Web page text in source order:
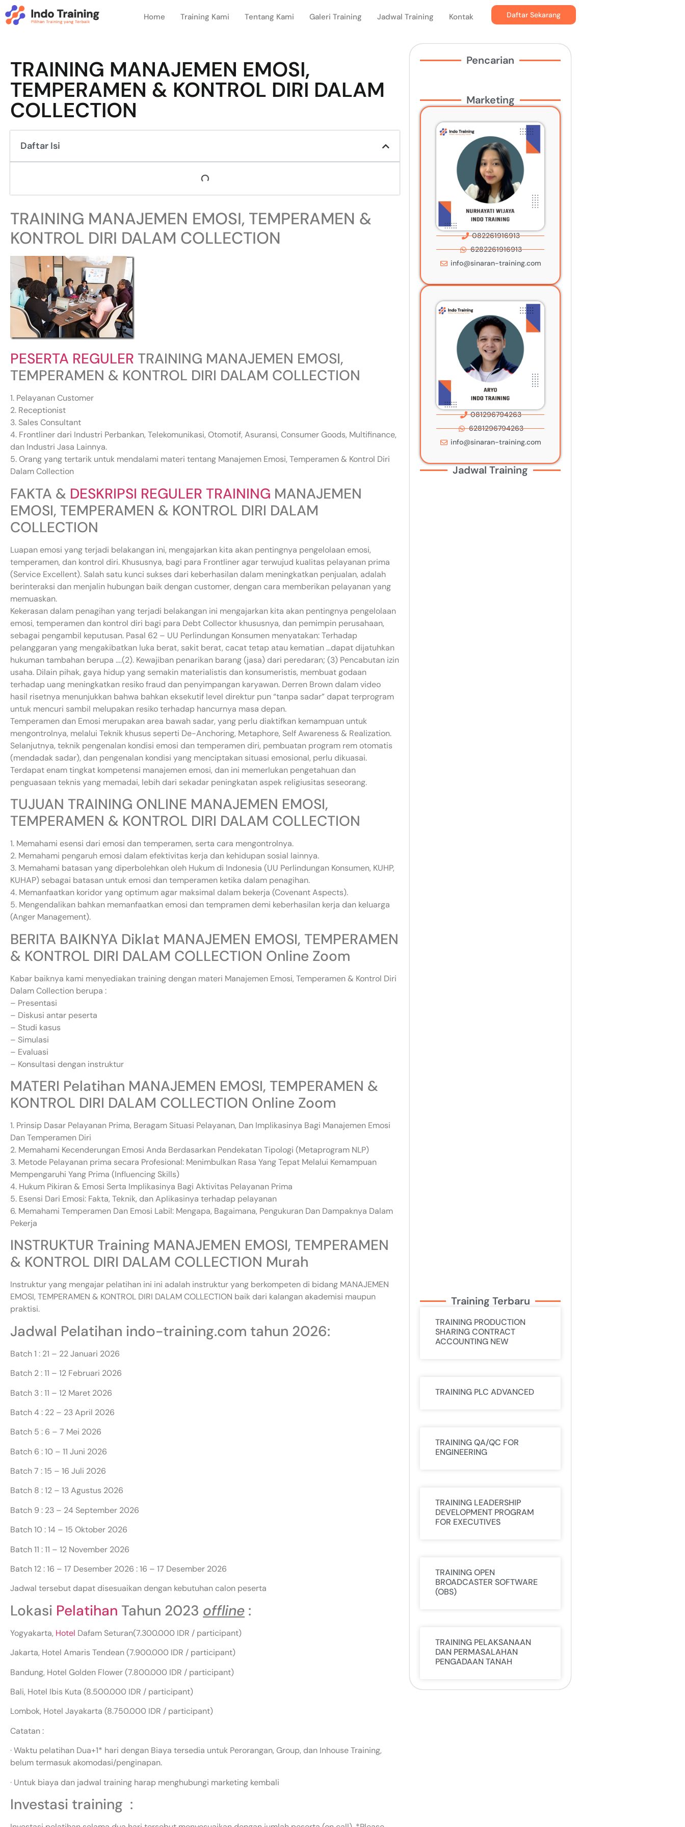
Home Training Kami Tentang Kami Galeri Training Jadwal Training Kontak Daftar Sekarang
TRAINING MANAJEMEN EMOSI,
TEMPERAMEN & KONTROL DIRI DALAM
COLLECTION
Daftar Isi
TRAINING MANAJEMEN EMOSI, TEMPERAMEN &
KONTROL DIRI DALAM COLLECTION
PESERTA REGULER TRAINING MANAJEMEN EMOSI,
TEMPERAMEN & KONTROL DIRI DALAM COLLECTION
1. Pelayanan Customer
2. Receptionist
3. Sales Consultant
4. Frontliner dari Industri Perbankan, Telekomunikasi, Otomotif, Asuransi, Consumer Goods, Multifinance,
dan Industri Jasa Lainnya.
5. Orang yang tertarik untuk mendalami materi tentang Manajemen Emosi, Temperamen & Kontrol Diri
Dalam Collection
FAKTA & DESKRIPSI REGULER TRAINING MANAJEMEN
EMOSI, TEMPERAMEN & KONTROL DIRI DALAM
COLLECTION
Luapan emosi yang terjadi belakangan ini, mengajarkan kita akan pentingnya pengelolaan emosi,
temperamen, dan kontrol diri. Khususnya, bagi para Frontliner agar terwujud kualitas pelayanan prima
(Service Excellent). Salah satu kunci sukses dari keberhasilan dalam meningkatkan penjualan, adalah
berinteraksi dan menjalin hubungan baik dengan customer, dengan cara memberikan pelayanan yang
memuaskan.
Kekerasan dalam penagihan yang terjadi belakangan ini mengajarkan kita akan pentingnya pengelolaan
emosi, temperamen dan kontrol diri bagi para Debt Collector khususnya, dan pemimpin perusahaan,
sebagai pengambil keputusan. Pasal 62 – UU Perlindungan Konsumen menyatakan: Terhadap
pelanggaran yang mengakibatkan luka berat, sakit berat, cacat tetap atau kematian …dapat dijatuhkan
hukuman tambahan berupa ….(2). Kewajiban penarikan barang (jasa) dari peredaran; (3) Pencabutan izin
usaha. Dilain pihak, gaya hidup yang semakin materialistis dan konsumeristis, membuat godaan
terhadap uang meningkatkan resiko fraud dan penyimpangan karyawan. Derren Brown dalam video
hasil risetnya menunjukkan bahwa bahkan eksekutif level direktur pun “tanpa sadar” dapat terprogram
untuk mencuri sambil melupakan resiko terhadap hancurnya masa depan.
Temperamen dan Emosi merupakan area bawah sadar, yang perlu diaktifkan kemampuan untuk
mengontrolnya, melalui Teknik khusus seperti De-Anchoring, Metaphore, Self Awareness & Realization.
Selanjutnya, teknik pengenalan kondisi emosi dan temperamen diri, pembuatan program rem otomatis
(mendadak sadar), dan pengenalan kondisi yang menciptakan situasi emosional, perlu dikuasai.
Terdapat enam tingkat kompetensi manajemen emosi, dan ini memerlukan pengetahuan dan
penguasaan teknis yang memadai, lebih dari sekadar peningkatan aspek religiusitas seseorang.
TUJUAN TRAINING ONLINE MANAJEMEN EMOSI,
TEMPERAMEN & KONTROL DIRI DALAM COLLECTION
1. Memahami esensi dari emosi dan temperamen, serta cara mengontrolnya.
2. Memahami pengaruh emosi dalam efektivitas kerja dan kehidupan sosial lainnya.
3. Memahami batasan yang diperbolehkan oleh Hukum di Indonesia (UU Perlindungan Konsumen, KUHP,
KUHAP) sebagai batasan untuk emosi dan temperamen ketika dalam penagihan.
4. Memanfaatkan koridor yang optimum agar maksimal dalam bekerja (Covenant Aspects).
5. Mengendalikan bahkan memanfaatkan emosi dan tempramen demi keberhasilan kerja dan keluarga
(Anger Management).
BERITA BAIKNYA Diklat MANAJEMEN EMOSI, TEMPERAMEN
& KONTROL DIRI DALAM COLLECTION Online Zoom
Kabar baiknya kami menyediakan training dengan materi Manajemen Emosi, Temperamen & Kontrol Diri
Dalam Collection berupa :
– Presentasi
– Diskusi antar peserta
– Studi kasus
– Simulasi
– Evaluasi
– Konsultasi dengan instruktur
MATERI Pelatihan MANAJEMEN EMOSI, TEMPERAMEN &
KONTROL DIRI DALAM COLLECTION Online Zoom
1. Prinsip Dasar Pelayanan Prima, Beragam Situasi Pelayanan, Dan Implikasinya Bagi Manajemen Emosi
Dan Temperamen Diri
2. Memahami Kecenderungan Emosi Anda Berdasarkan Pendekatan Tipologi (Metaprogram NLP)
3. Metode Pelayanan prima secara Profesional: Menimbulkan Rasa Yang Tepat Melalui Kemampuan
Mempengaruhi Yang Prima (Influencing Skills)
4. Hukum Pikiran & Emosi Serta Implikasinya Bagi Aktivitas Pelayanan Prima
5. Esensi Dari Emosi: Fakta, Teknik, dan Aplikasinya terhadap pelayanan
6. Memahami Temperamen Dan Emosi Labil: Mengapa, Bagaimana, Pengukuran Dan Dampaknya Dalam
Pekerja
INSTRUKTUR Training MANAJEMEN EMOSI, TEMPERAMEN
& KONTROL DIRI DALAM COLLECTION Murah
Instruktur yang mengajar pelatihan ini ini adalah instruktur yang berkompeten di bidang MANAJEMEN
EMOSI, TEMPERAMEN & KONTROL DIRI DALAM COLLECTION baik dari kalangan akademisi maupun
praktisi.
Jadwal Pelatihan indo-training.com tahun 2026:
Batch 1 : 21 – 22 Januari 2026
Batch 2 : 11 – 12 Februari 2026
Batch 3 : 11 – 12 Maret 2026
Batch 4 : 22 – 23 April 2026
Batch 5 : 6 – 7 Mei 2026
Batch 6 : 10 – 11 Juni 2026
Batch 7 : 15 – 16 Juli 2026
Batch 8 : 12 – 13 Agustus 2026
Batch 9 : 23 – 24 September 2026
Batch 10 : 14 – 15 Oktober 2026
Batch 11 : 11 – 12 November 2026
Batch 12 : 16 – 17 Desember 2026 : 16 – 17 Desember 2026
Jadwal tersebut dapat disesuaikan dengan kebutuhan calon peserta
Lokasi Pelatihan Tahun 2023 offline :
Yogyakarta, Hotel Dafam Seturan(7.300.000 IDR / participant)
Jakarta, Hotel Amaris Tendean (7.900.000 IDR / participant)
Bandung, Hotel Golden Flower (7.800.000 IDR / participant)
Bali, Hotel Ibis Kuta (8.500.000 IDR / participant)
Lombok, Hotel Jayakarta (8.750.000 IDR / participant)
Catatan :
· Waktu pelatihan Dua+1* hari dengan Biaya tersedia untuk Perorangan, Group, dan Inhouse Training,
belum termasuk akomodasi/penginapan.
· Untuk biaya dan jadwal training harap menghubungi marketing kembali
Investasi training :
Pencarian
Marketing
082261916913
6282261916913
info@sinaran-training.com
081296794263
6281296794263
info@sinaran-training.com
Jadwal Training
Training Terbaru
TRAINING PRODUCTION
SHARING CONTRACT
ACCOUNTING NEW
TRAINING PLC ADVANCED
TRAINING QA/QC FOR
ENGINEERING
TRAINING LEADERSHIP
DEVELOPMENT PROGRAM
FOR EXECUTIVES
TRAINING OPEN
BROADCASTER SOFTWARE
(OBS)
TRAINING PELAKSANAAN
DAN PERMASALAHAN
PENGADAAN TANAH